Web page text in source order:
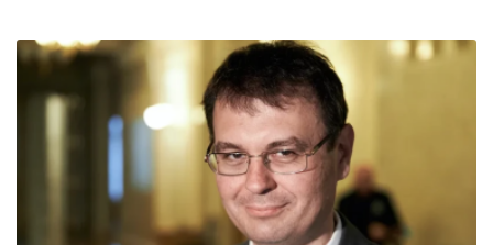
сын
зарабатывали
на
уклонистах»